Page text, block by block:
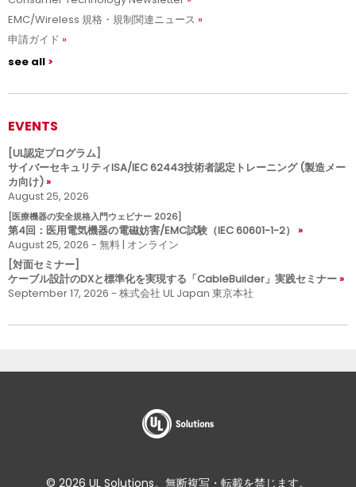
EMC/Wireless 規格・規制関連ニュース
申請ガイド
see all
EVENTS
[UL認定プログラム]
サイバーセキュリティISA/IEC 62443技術者認定トレーニング (製造メー
カ向け)
August 25, 2026
[医療機器の安全規格入門ウェビナー 2026]
第4回：医用電気機器の電磁妨害/EMC試験（IEC 60601-1-2）
August 25, 2026 - 無料 | オンライン
[対面セミナー]
ケーブル設計のDXと標準化を実現する「CableBuilder」実践セミナー
September 17, 2026 - 株式会社 UL Japan 東京本社
© 2026 UL Solutions。無断複写・転載を禁じます。